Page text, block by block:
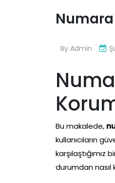
By Admin
Bu makalede,
kullanıcıların
karşılaştığımız
durumdan